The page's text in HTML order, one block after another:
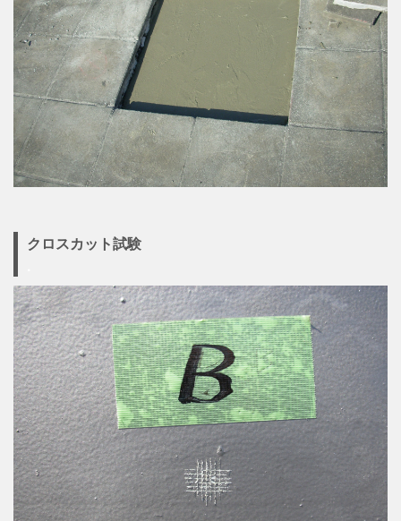
クロスカット試験